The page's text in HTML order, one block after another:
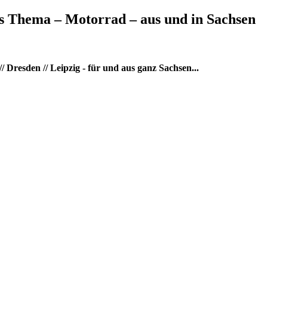
– Motorrad – aus und in Sachsen
// Leipzig - für und aus ganz Sachsen...